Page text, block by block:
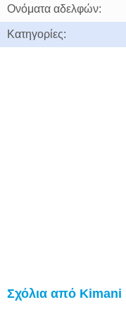
Ονόματα αδελφών:
Κατηγορίες:
Σχόλια από Kimani